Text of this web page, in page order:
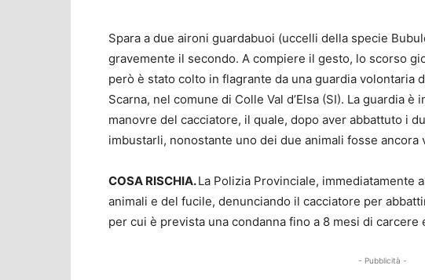
Spara a due aironi guardabuoi (uccelli della specie
gravemente il secondo. A compiere il gesto, lo scorso
però è stato colto in flagrante da una guardia volontaria
Scarna, nel comune di Colle Val d’Elsa (SI). La guardia
manovre del cacciatore, il quale, dopo aver abbattuto i
imbustarli, nonostante uno dei due animali fosse ancora
COSA RISCHIA.La Polizia Provinciale, immediatamente
animali e del fucile, denunciando il cacciatore per
per cui è prevista una condanna fino a 8 mesi di carcere
- Pubblicità -